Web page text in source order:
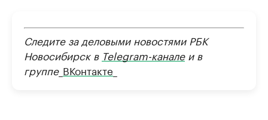
Следите за деловыми новостями РБК
Новосибирск в Telegram-каналеи в
группе_ ВКонтакте